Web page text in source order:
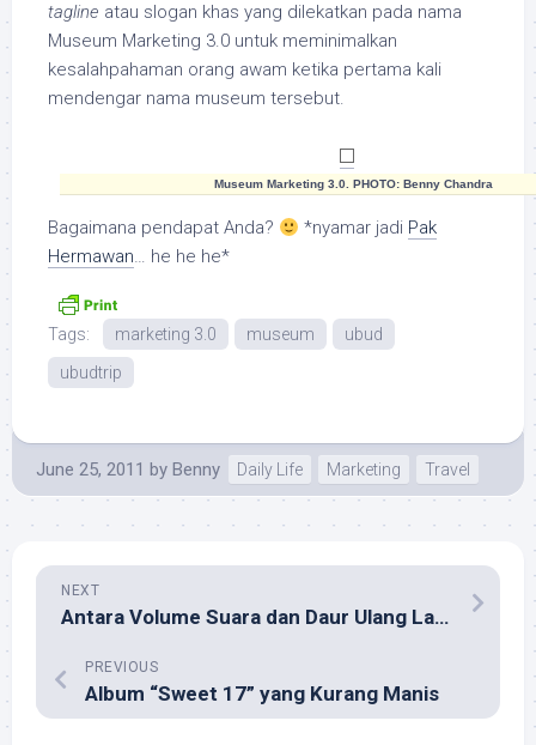
tagline atau slogan khas yang dilekatkan pada nama
Museum Marketing 3.0 untuk meminimalkan
kesalahpahaman orang awam ketika pertama kali
mendengar nama museum tersebut.
Museum Marketing 3.0. PHOTO: Benny Chandra
Bagaimana pendapat Anda? *nyamar jadi Pak
Hermawan… he he he*
Tags: marketing 3.0 museum
ubud
ubudtrip
June 25, 2011 by Benny Daily Life Marketing Travel
NEXT
Antara Volume Suara dan Daur Ulang Lagu Cinta
PREVIOUS
Album “Sweet 17” yang Kurang Manis